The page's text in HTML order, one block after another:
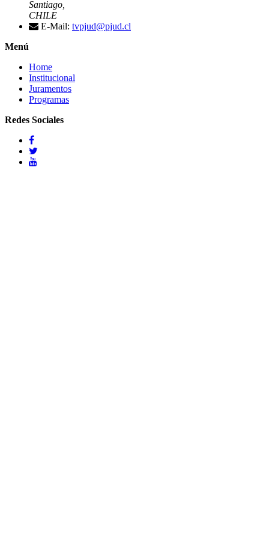
Santiago,
CHILE
E-Mail: tvpjud@pjud.cl
Menú
Home
Institucional
Juramentos
Programas
Redes Sociales